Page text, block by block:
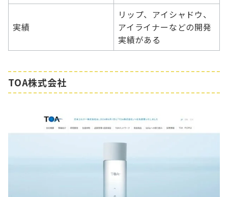
実績
リップ、アイシャドウ、
アイライナーなどの開発
実績がある
TOA株式会社